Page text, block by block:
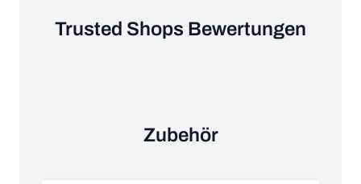
Trusted Shops Bewertungen
Zubehör